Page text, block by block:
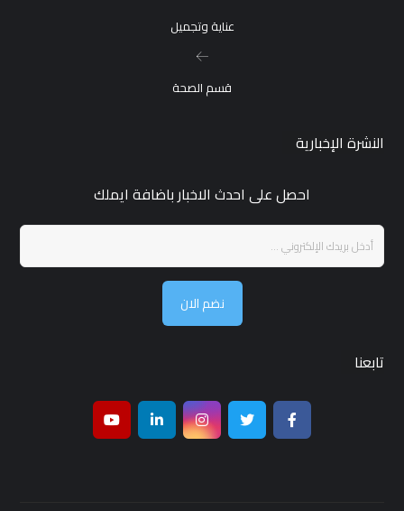
عناية وتجميل
قسم الصحة
النشرة الإخبارية
احصل على احدث الاخبار باضافة ايملك
نضم الان
تابعنا